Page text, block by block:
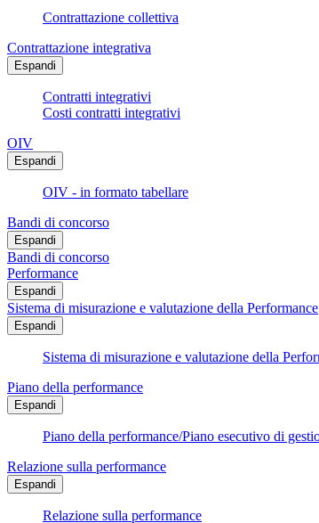
Contrattazione collettiva
Contrattazione integrativa
Espandi
Contratti integrativi
Costi contratti integrativi
OIV
Espandi
OIV - in formato tabellare
Bandi di concorso
Espandi
Bandi di concorso
Performance
Espandi
Sistema di misurazione e valutazione della Performance
Espandi
Sistema di misurazione e valutazione della
Piano della performance
Espandi
Piano della performance/Piano esecutivo di
Relazione sulla performance
Espandi
Relazione sulla performance